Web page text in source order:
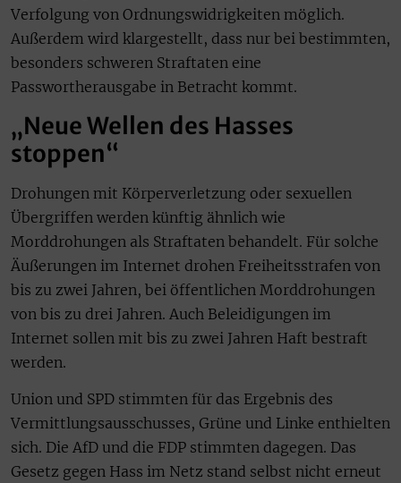
Verfolgung von Ordnungswidrigkeiten möglich.
Außerdem wird klargestellt, dass nur bei bestimmten,
besonders schweren Straftaten eine
Passwortherausgabe in Betracht kommt.
„Neue Wellen des Hasses
stoppen“
Drohungen mit Körperverletzung oder sexuellen
Übergriffen werden künftig ähnlich wie
Morddrohungen als Straftaten behandelt. Für solche
Äußerungen im Internet drohen Freiheitsstrafen von
bis zu zwei Jahren, bei öffentlichen Morddrohungen
von bis zu drei Jahren. Auch Beleidigungen im
Internet sollen mit bis zu zwei Jahren Haft bestraft
werden.
Union und SPD stimmten für das Ergebnis des
Vermittlungsausschusses, Grüne und Linke enthielten
sich. Die AfD und die FDP stimmten dagegen. Das
Gesetz gegen Hass im Netz stand selbst nicht erneut